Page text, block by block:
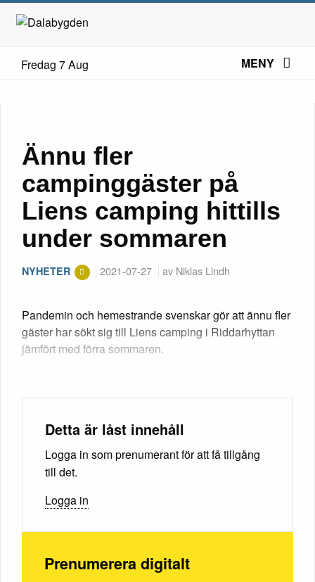
Fredag 7 Aug MENY
Ännu fler
campinggäster på
Liens camping hittills
under sommaren
NYHETER 2021-07-27 av Niklas Lindh
Pandemin och hemestrande svenskar gör att ännu fler
gäster har sökt sig till Liens camping i Riddarhyttan
jämfört med förra sommaren.
Detta är låst innehåll
Logga in som prenumerant för att få tillgång
till det.
Logga in
Prenumerera digitalt